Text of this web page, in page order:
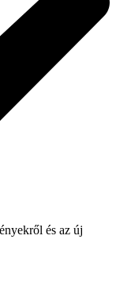
és az új